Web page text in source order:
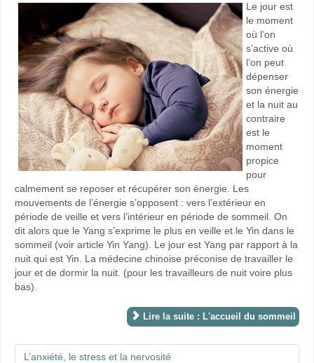
Le jour est
le moment
où l’on
s’active où
l’on peut
dépenser
son énergie
et la nuit au
contraire
est le
moment
propice
pour
calmement se reposer et récupérer son énergie. Les
mouvements de l’énergie s’opposent : vers l’extérieur en
période de veille et vers l’intérieur en période de sommeil. On
dit alors que le Yang s’exprime le plus en veille et le Yin dans le
sommeil (voir article Yin Yang). Le jour est Yang par rapport à la
nuit qui est Yin. La médecine chinoise préconise de travailler le
jour et de dormir la nuit. (pour les travailleurs de nuit voire plus
bas).
Lire la suite : L'accueil du sommeil
L’anxiété, le stress et la nervosité